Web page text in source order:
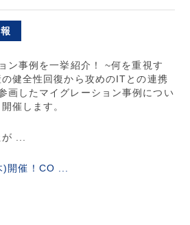
ン事例を一挙紹介！ ~何を重視す
健全性回復から攻めのITとの連携
画したマイグレーション事例につい
催します。
...
開催！CO ...